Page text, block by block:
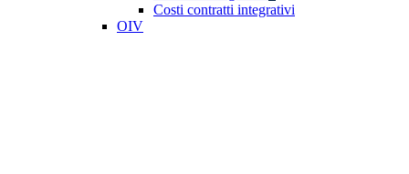
Costi contratti integrativi
OIV